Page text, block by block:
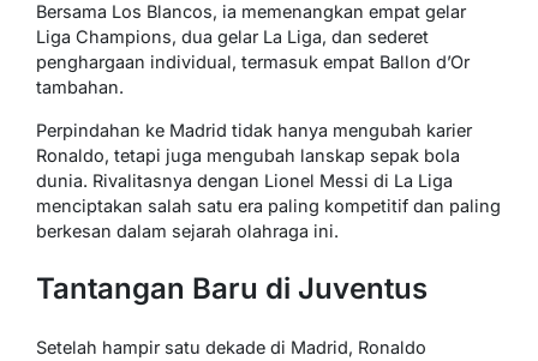
Bersama Los Blancos, ia memenangkan empat gelar
Liga Champions, dua gelar La Liga, dan sederet
penghargaan individual, termasuk empat Ballon d’Or
tambahan.
Perpindahan ke Madrid tidak hanya mengubah karier
Ronaldo, tetapi juga mengubah lanskap sepak bola
dunia. Rivalitasnya dengan Lionel Messi di La Liga
menciptakan salah satu era paling kompetitif dan paling
berkesan dalam sejarah olahraga ini.
Tantangan Baru di Juventus
Setelah hampir satu dekade di Madrid, Ronaldo